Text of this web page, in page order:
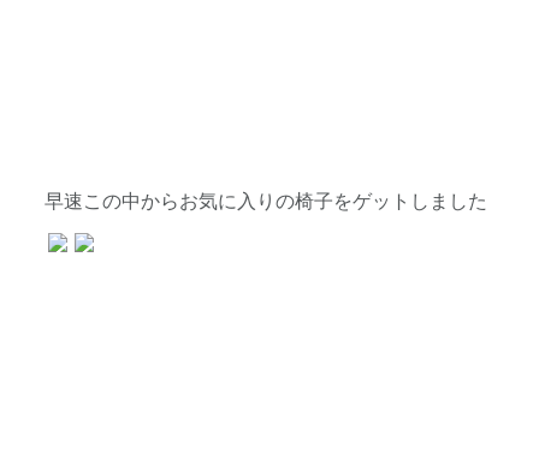
早速この中からお気に入りの椅子をゲットしました